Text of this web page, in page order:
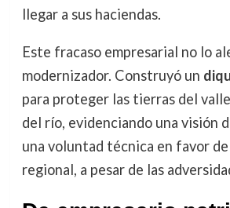
llegar a sus haciendas.
Este fracaso empresarial no lo
modernizador. Construyó un
para proteger las tierras del
del río, evidenciando una visión
una voluntad técnica en favor
regional, a pesar de las